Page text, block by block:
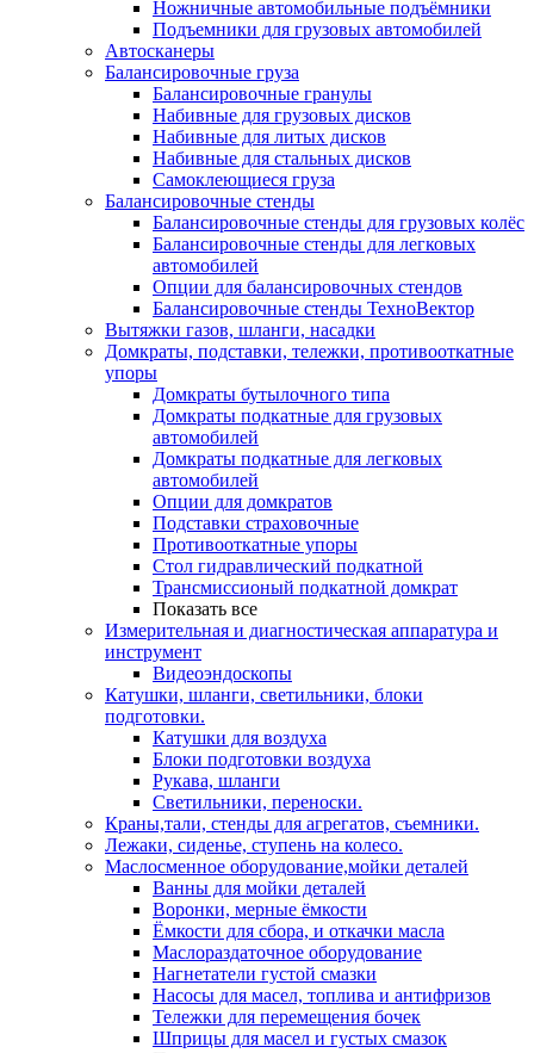
Ножничные автомобильные подъёмники
Подъемники для грузовых автомобилей
Автосканеры
Балансировочные груза
Балансировочные гранулы
Набивные для грузовых дисков
Набивные для литых дисков
Набивные для стальных дисков
Самоклеющиеся груза
Балансировочные стенды
Балансировочные стенды для грузовых колёс
Балансировочные стенды для легковых
автомобилей
Опции для балансировочных стендов
Балансировочные стенды ТехноВектор
Вытяжки газов, шланги, насадки
Домкраты, подставки, тележки, противооткатные
упоры
Домкраты бутылочного типа
Домкраты подкатные для грузовых
автомобилей
Домкраты подкатные для легковых
автомобилей
Опции для домкратов
Подставки страховочные
Противооткатные упоры
Стол гидравлический подкатной
Трансмиссионый подкатной домкрат
Показать все
Измерительная и диагностическая аппаратура и
инструмент
Видеоэндоскопы
Катушки, шланги, светильники, блоки
подготовки.
Катушки для воздуха
Блоки подготовки воздуха
Рукава, шланги
Светильники, переноски.
Краны,тали, стенды для агрегатов, съемники.
Лежаки, сиденье, ступень на колесо.
Маслосменное оборудование,мойки деталей
Ванны для мойки деталей
Воронки, мерные ёмкости
Ёмкости для сбора, и откачки масла
Маслораздаточное оборудование
Нагнетатели густой смазки
Насосы для масел, топлива и антифризов
Тележки для перемещения бочек
Шприцы для масел и густых смазок